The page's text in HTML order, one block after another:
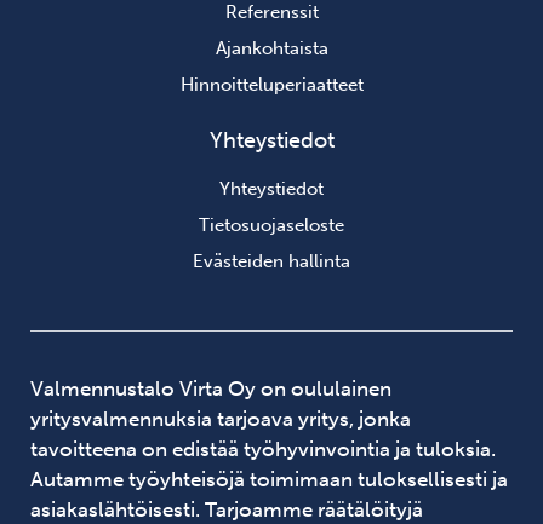
Referenssit
Ajankohtaista
Hinnoitteluperiaatteet
Yhteystiedot
Yhteystiedot
Tietosuojaseloste
Evästeiden hallinta
Valmennustalo Virta Oy on oululainen
yritysvalmennuksia tarjoava yritys, jonka
tavoitteena on edistää työhyvinvointia ja tuloksia.
Autamme työyhteisöjä toimimaan tuloksellisesti ja
asiakaslähtöisesti. Tarjoamme räätälöityjä